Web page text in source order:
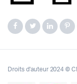
Droits d'auteur 2024 ©